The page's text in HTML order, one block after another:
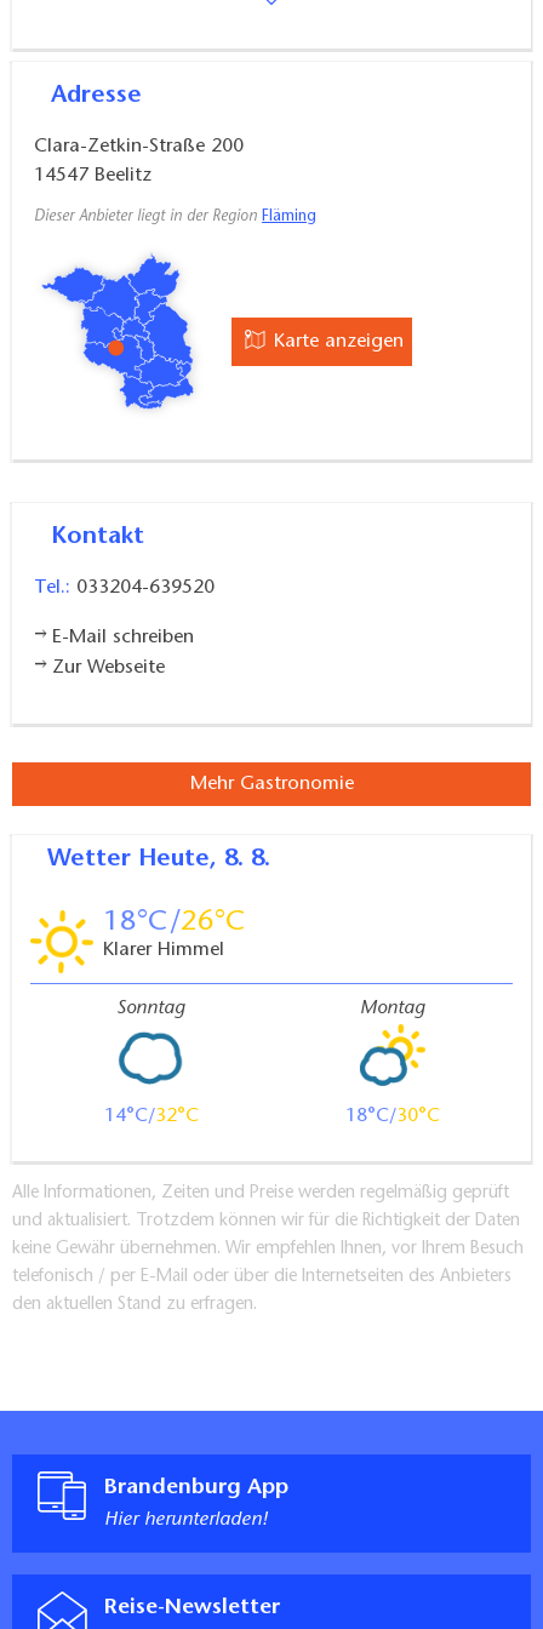
Adresse
Clara-Zetkin-Straße 200
14547 Beelitz
Dieser Anbieter liegt in der Region Fläming
Karte anzeigen
Kontakt
Tel.: 033204-639520
E-Mail schreiben
Zur Webseite
Mehr Gastronomie
Wetter Heute, 8. 8.
18 26
Klarer Himmel
Sonntag
14 32
Montag
18 30
Alle Informationen, Zeiten und Preise werden regelmäßig geprüft
und aktualisiert. Trotzdem können wir für die Richtigkeit der Daten
keine Gewähr übernehmen. Wir empfehlen Ihnen, vor Ihrem Besuch
telefonisch / per E-Mail oder über die Internetseiten des Anbieters
den aktuellen Stand zu erfragen.
Brandenburg App
Hier herunterladen!
Reise-Newsletter